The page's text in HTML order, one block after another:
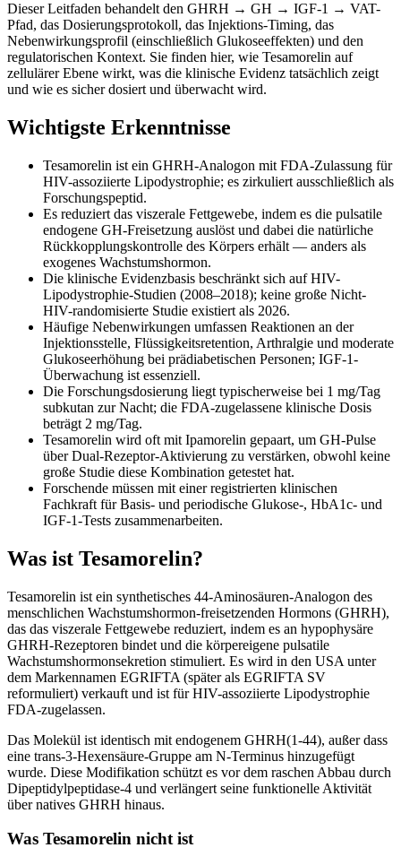
Dieser Leitfaden behandelt den GHRH → GH → IGF-1 → VAT-
Pfad, das Dosierungsprotokoll, das Injektions-Timing, das
Nebenwirkungsprofil (einschließlich Glukoseeffekten) und den
regulatorischen Kontext. Sie finden hier, wie Tesamorelin auf
zellulärer Ebene wirkt, was die klinische Evidenz tatsächlich zeigt
und wie es sicher dosiert und überwacht wird.
Wichtigste Erkenntnisse
Tesamorelin ist ein GHRH-Analogon mit FDA-Zulassung für
HIV-assoziierte Lipodystrophie; es zirkuliert ausschließlich als
Forschungspeptid.
Es reduziert das viszerale Fettgewebe, indem es die pulsatile
endogene GH-Freisetzung auslöst und dabei die natürliche
Rückkopplungskontrolle des Körpers erhält — anders als
exogenes Wachstumshormon.
Die klinische Evidenzbasis beschränkt sich auf HIV-
Lipodystrophie-Studien (2008–2018); keine große Nicht-
HIV-randomisierte Studie existiert als 2026.
Häufige Nebenwirkungen umfassen Reaktionen an der
Injektionsstelle, Flüssigkeitsretention, Arthralgie und moderate
Glukoseerhöhung bei prädiabetischen Personen; IGF-1-
Überwachung ist essenziell.
Die Forschungsdosierung liegt typischerweise bei 1 mg/Tag
subkutan zur Nacht; die FDA-zugelassene klinische Dosis
beträgt 2 mg/Tag.
Tesamorelin wird oft mit Ipamorelin gepaart, um GH-Pulse
über Dual-Rezeptor-Aktivierung zu verstärken, obwohl keine
große Studie diese Kombination getestet hat.
Forschende müssen mit einer registrierten klinischen
Fachkraft für Basis- und periodische Glukose-, HbA1c- und
IGF-1-Tests zusammenarbeiten.
Was ist Tesamorelin?
Tesamorelin ist ein synthetisches 44-Aminosäuren-Analogon des
menschlichen Wachstumshormon-freisetzenden Hormons (GHRH),
das das viszerale Fettgewebe reduziert, indem es an hypophysäre
GHRH-Rezeptoren bindet und die körpereigene pulsatile
Wachstumshormonsekretion stimuliert. Es wird in den USA unter
dem Markennamen EGRIFTA (später als EGRIFTA SV
reformuliert) verkauft und ist für HIV-assoziierte Lipodystrophie
FDA-zugelassen.
Das Molekül ist identisch mit endogenem GHRH(1-44), außer dass
eine trans-3-Hexensäure-Gruppe am N-Terminus hinzugefügt
wurde. Diese Modifikation schützt es vor dem raschen Abbau durch
Dipeptidylpeptidase-4 und verlängert seine funktionelle Aktivität
über natives GHRH hinaus.
Was Tesamorelin nicht ist